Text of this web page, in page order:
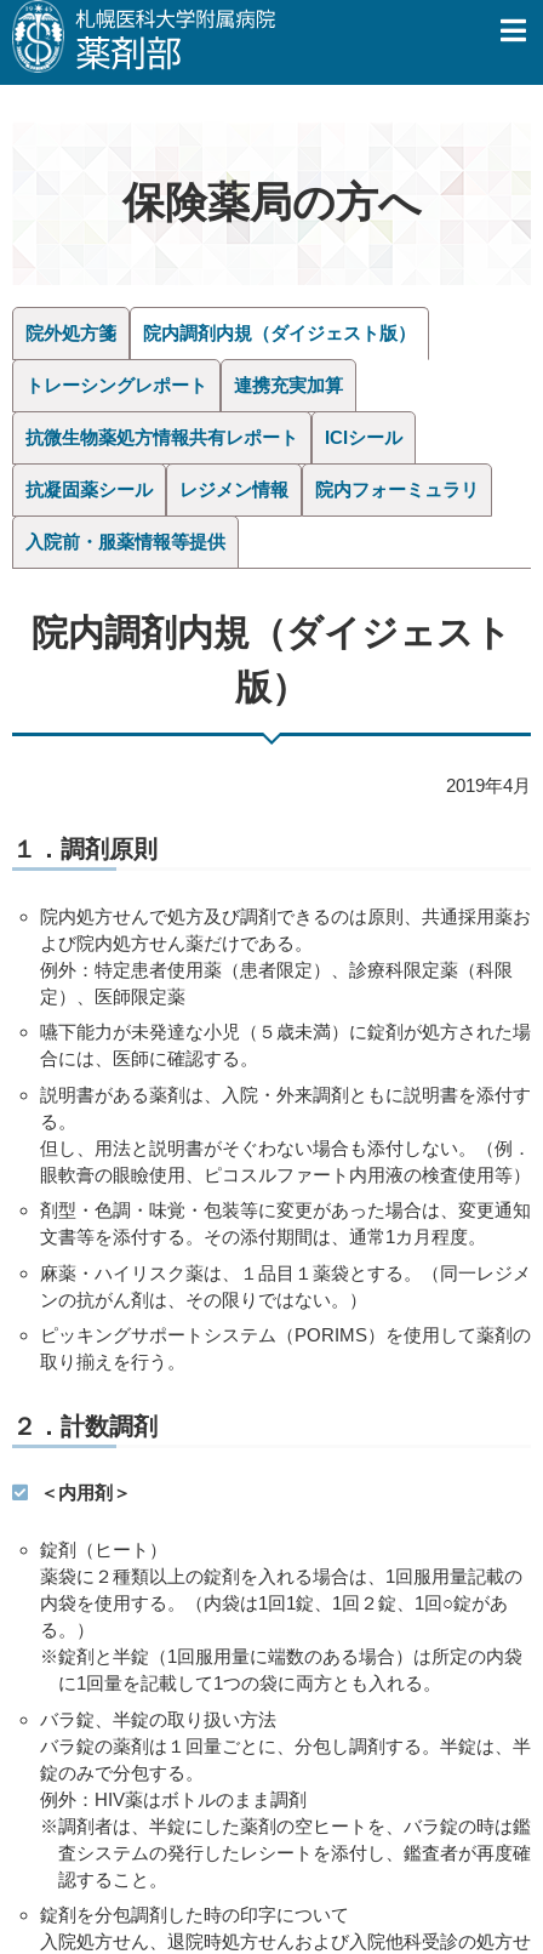
保険薬局の方へ
院外処方箋 院内調剤内規（ダイジェスト版）
トレーシングレポート 連携充実加算
抗微生物薬処方情報共有レポート ICIシール
抗凝固薬シール レジメン情報 院内フォーミュラリ
入院前・服薬情報等提供
院内調剤内規（ダイジェスト
版）
2019年4月
１．調剤原則
院内処方せんで処方及び調剤できるのは原則、共通採用薬お
よび院内処方せん薬だけである。
例外：特定患者使用薬（患者限定）、診療科限定薬（科限
定）、医師限定薬
嚥下能力が未発達な小児（５歳未満）に錠剤が処方された場
合には、医師に確認する。
説明書がある薬剤は、入院・外来調剤ともに説明書を添付す
る。
但し、用法と説明書がそぐわない場合も添付しない。（例．
眼軟膏の眼瞼使用、ピコスルファート内用液の検査使用等）
剤型・色調・味覚・包装等に変更があった場合は、変更通知
文書等を添付する。その添付期間は、通常1カ月程度。
麻薬・ハイリスク薬は、１品目１薬袋とする。（同一レジメ
ンの抗がん剤は、その限りではない。）
ピッキングサポートシステム（PORIMS）を使用して薬剤の
取り揃えを行う。
２．計数調剤
＜内用剤＞
錠剤（ヒート）
薬袋に２種類以上の錠剤を入れる場合は、1回服用量記載の
内袋を使用する。（内袋は1回1錠、1回２錠、1回○錠があ
る。）
※錠剤と半錠（1回服用量に端数のある場合）は所定の内袋
に1回量を記載して1つの袋に両方とも入れる。
バラ錠、半錠の取り扱い方法
バラ錠の薬剤は１回量ごとに、分包し調剤する。半錠は、半
錠のみで分包する。
例外：HIV薬はボトルのまま調剤
※調剤者は、半錠にした薬剤の空ヒートを、バラ錠の時は鑑
査システムの発行したレシートを添付し、鑑査者が再度確
認すること。
錠剤を分包調剤した時の印字について
入院処方せん、退院時処方せんおよび入院他科受診の処方せ